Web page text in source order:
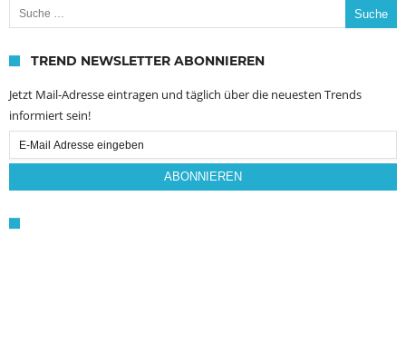
TREND NEWSLETTER ABONNIEREN
Jetzt Mail-Adresse eintragen und täglich über die neuesten Trends
informiert sein!
Email
Subscription
ABONNIEREN